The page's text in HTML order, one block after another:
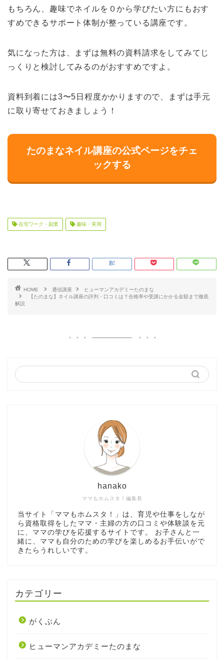
もちろん、趣味でネイルを０から学びたい方にもおす
すめできるサポート体制が整っている講座です。
気になった方は、まずは無料の資料請求をしてみてじ
っくりと検討してみるのがおすすめですよ。
資料到着には3〜5日程度かかりますので、まずは手元
に取り寄せておきましょう！
たのまなネイル講座の公式ページをチェ
ックする
在宅ワーク・副業 趣味・実用
HOME 通信講座
ヒューマンアカデミーたのまな
【たのまな】ネイル講座の評判・口コミは？合格率や受講にかかる金額まで徹底
解説
ママもホムスタ！編集長
hanako
当サイト「ママもホムスタ！」は、育児や仕事をしなが
ら資格取得をしたママ・主婦の方の口コミや体験談を元
に、ママの学びを応援するサイトです。 お子さんと一
緒に、ママも自分のための学びを楽しめるお手伝いがで
きたらうれしいです。
カテゴリー
がくぶん
ヒューマンアカデミーたのまな